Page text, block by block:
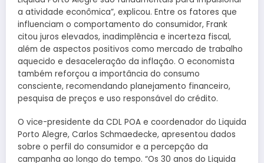
a atividade econômica”, explicou. Entre os fatores que
influenciam o comportamento do consumidor, Frank
citou juros elevados, inadimplência e incerteza fiscal,
além de aspectos positivos como mercado de trabalho
aquecido e desaceleração da inflação. O economista
também reforçou a importância do consumo
consciente, recomendando planejamento financeiro,
pesquisa de preços e uso responsável do crédito.
O vice-presidente da CDL POA e coordenador do Liquida
Porto Alegre, Carlos Schmaedecke, apresentou dados
sobre o perfil do consumidor e a percepção da
campanha ao longo do tempo. “Os 30 anos do Liquida